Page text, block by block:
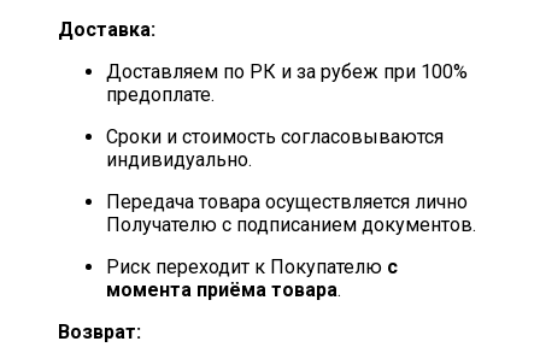
Доставка:
Доставляем по РК и за рубеж при 100%
предоплате.
Сроки и стоимость согласовываются
индивидуально.
Передача товара осуществляется лично
Получателю с подписанием документов.
Риск переходит к Покупателю с
момента приёма товара.
Возврат: